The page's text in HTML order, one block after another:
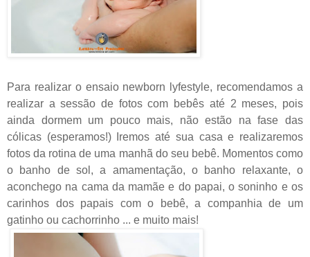
Para realizar o ensaio newborn lyfestyle, recomendamos a
realizar a sessão de fotos com bebês até 2 meses, pois
ainda dormem um pouco mais, não estão na fase das
cólicas (esperamos!)
Iremos até sua casa e realizaremos
fotos da rotina de uma manhã do seu bebê. Momentos como
o banho de sol, a amamentação, o banho relaxante, o
aconchego na cama da mamãe e do papai, o soninho e os
carinhos dos papais com o bebê, a companhia de um
gatinho ou cachorrinho ... e muito mais!